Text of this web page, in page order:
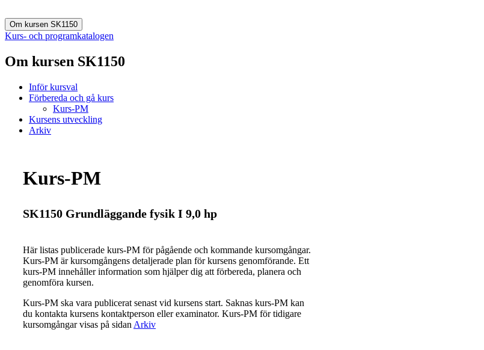
Om kursen SK1150
Kurs- och programkatalogen
Om kursen SK1150
Inför kursval
Förbereda och gå kurs
Kurs-PM
Kursens utveckling
Arkiv
Kurs-PM
SK1150 Grundläggande fysik I 9,0 hp
Här listas publicerade kurs-PM för pågående och kommande kursomgångar.
Kurs-PM är kursomgångens detaljerade plan för kursens genomförande. Ett
kurs-PM innehåller information som hjälper dig att förbereda, planera och
genomföra kursen.
Kurs-PM ska vara publicerat senast vid kursens start. Saknas kurs-PM kan
du kontakta kursens kontaktperson eller examinator. Kurs-PM för tidigare
kursomgångar visas på sidan Arkiv